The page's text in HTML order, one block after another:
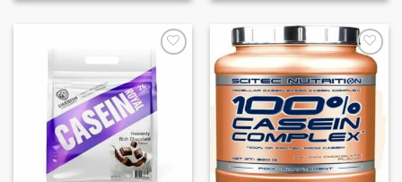
auf.
Produktseite
gewählt
werden
auf.
Die
Optionen
können
auf
der
Produktseite
gewählt
werden
Auf die
Wunschliste
Auf die
Wunschliste